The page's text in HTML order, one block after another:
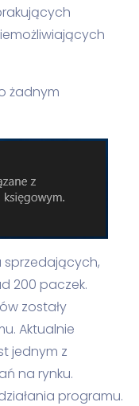
żadnym
sprzedających,
200 paczek.
zostały
Aktualnie
jednym z
na rynku.
programu.